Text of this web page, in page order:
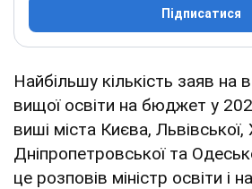
Підписатися
Найбільшу кількість заяв на
вищої освіти на бюджет у
виші міста Києва, Львівської,
Дніпропетровської та
це розповів міністр освіти і